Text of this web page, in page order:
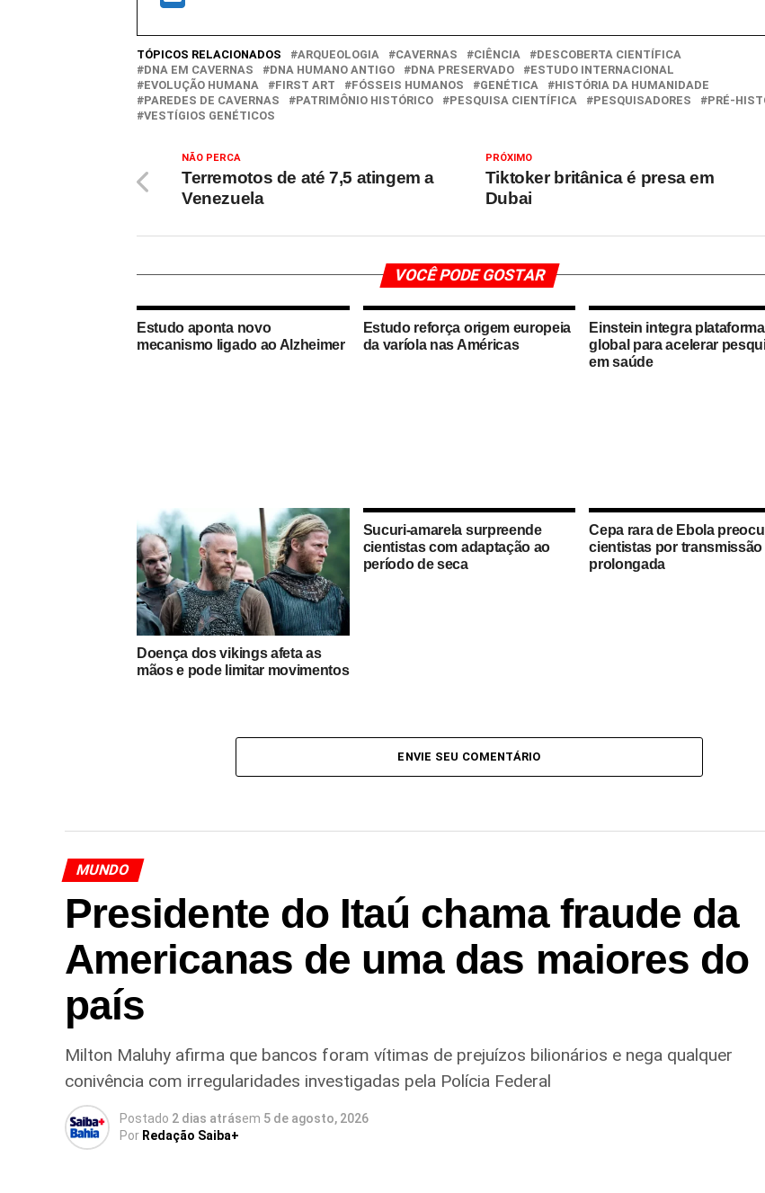
TÓPICOS RELACIONADOS ARQUEOLOGIA CAVERNAS CIÊNCIA
DESCOBERTA CIENTÍFICA
DNA EM CAVERNAS
DNA HUMANO ANTIGO DNA PRESERVADO
ESTUDO INTERNACIONAL
EVOLUÇÃO HUMANA
FIRST ART FÓSSEIS HUMANOS GENÉTICA
HISTÓRIA DA HUMANIDADE
PAREDES DE CAVERNAS
PATRIMÔNIO HISTÓRICO PESQUISA CIENTÍFICA PESQUISADORES
PRÉ-
VESTÍGIOS GENÉTICOS
PRÓXIMO
Tiktoker britânica é presa em
Dubai
NÃO PERCA
Terremotos de até 7,5 atingem a
Venezuela
VOCÊ PODE GOSTAR
Estudo aponta novo
mecanismo ligado ao Alzheimer
Estudo reforça origem europeia
da varíola nas Américas
Einstein integra plataforma
global para acelerar
em saúde
Doença dos vikings afeta as
mãos e pode limitar movimentos
Sucuri-amarela surpreende
cientistas com adaptação ao
período de seca
Cepa rara de Ebola
cientistas por transmissão
prolongada
ENVIE SEU COMENTÁRIO
MUNDO
Presidente do Itaú chama fraude da
Americanas de uma das maiores do
país
Milton Maluhy afirma que bancos foram vítimas de prejuízos bilionários e nega qualquer
conivência com irregularidades investigadas pela Polícia Federal
Postado 2 dias atrásem 5 de agosto, 2026
Por Redação Saiba+